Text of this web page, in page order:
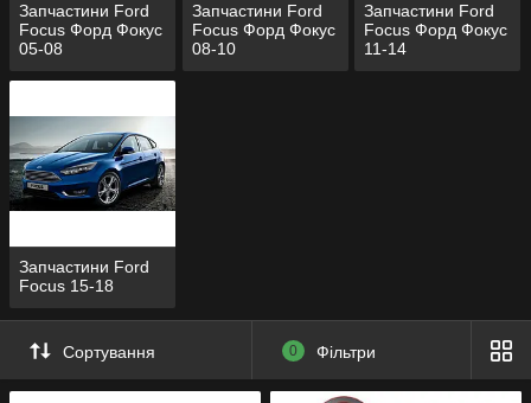
Запчастини Ford
Focus Форд Фокус
05-08
Запчастини Ford
Focus Форд Фокус
08-10
Запчастини Ford
Focus Форд Фокус
11-14
Запчастини Ford
Focus 15-18
Сортування 0 Фільтри